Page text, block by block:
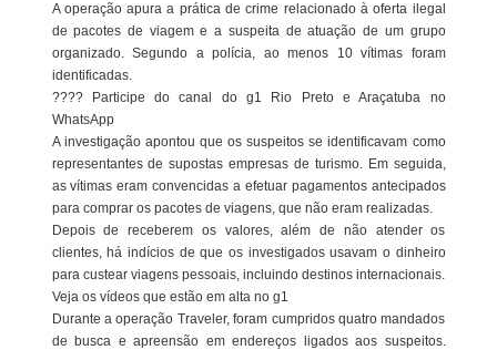
A operação apura a prática de crime relacionado à oferta ilegal
de pacotes de viagem e a suspeita de atuação de um grupo
organizado. Segundo a polícia, ao menos 10 vítimas foram
identificadas.
???? Participe do canal do g1 Rio Preto e Araçatuba no
WhatsApp
A investigação apontou que os suspeitos se identificavam como
representantes de supostas empresas de turismo. Em seguida,
as vítimas eram convencidas a efetuar pagamentos antecipados
para comprar os pacotes de viagens, que não eram realizadas.
Depois de receberem os valores, além de não atender os
clientes, há indícios de que os investigados usavam o dinheiro
para custear viagens pessoais, incluindo destinos internacionais.
Veja os vídeos que estão em alta no g1
Durante a operação Traveler, foram cumpridos quatro mandados
de busca e apreensão em endereços ligados aos suspeitos.